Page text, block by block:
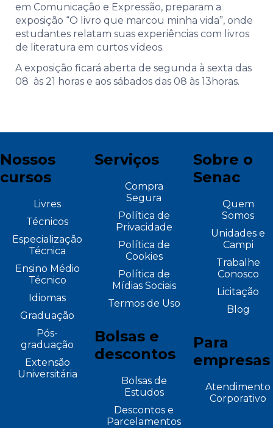
em Comunicação e Expressão, preparam a
exposição “O livro que marcou minha vida”, onde
estudantes relatam suas experiências com livros
de literatura em curtos vídeos.
A exposição ficará aberta de segunda à sexta das
08 às 21 horas e aos sábados das 08 às 13horas.
Nossos
cursos
Livres
Técnicos
Especialização
Técnica
Ensino Médio
Técnico
Idiomas
Graduação
Pós-
graduação
Extensão
Universitária
Serviços
Compra
Segura
Política de
Privacidade
Política de
Cookies
Política de
Mídias Sociais
Termos de Uso
Bolsas e
descontos
Bolsas de
Estudos
Descontos e
Parcelamentos
Sobre o
Senac
Quem
Somos
Unidades e
Campi
Trabalhe
Conosco
Licitação
Blog
Para
empresas
Atendimento
Corporativo